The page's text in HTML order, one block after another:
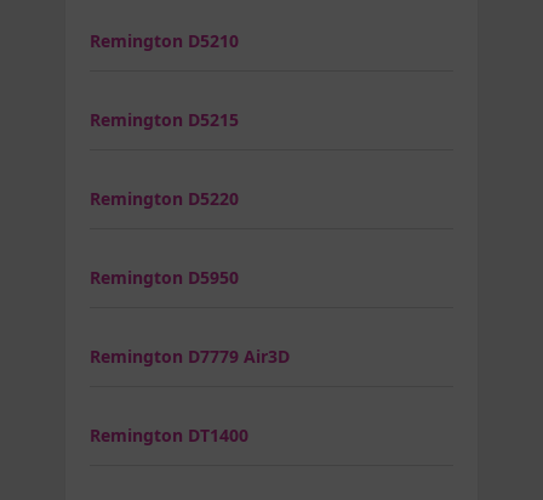
Remington D5210
Remington D5215
Remington D5220
Remington D5950
Remington D7779 Air3D
Remington DT1400